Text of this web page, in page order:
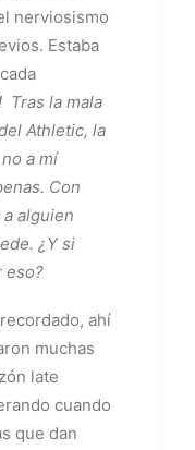
nerviosismo
Estaba
Tras la mala
Athletic, la
a mí
Con
alguien
¿Y si
eso?
ahí
muchas
late
cuando
que dan